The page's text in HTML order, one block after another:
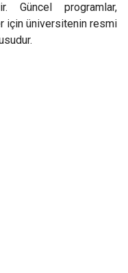
Güncel programlar,
için üniversitenin resmi